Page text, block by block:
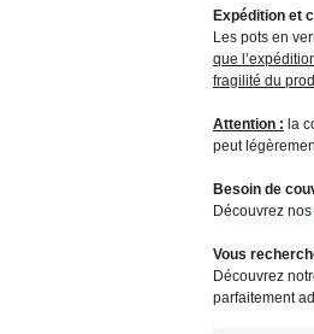
Expédition et
Les pots en
que
fragilité du
Attention : la
peut
Besoin de
Découvrez nos
Vous
Découvrez
parfaitement